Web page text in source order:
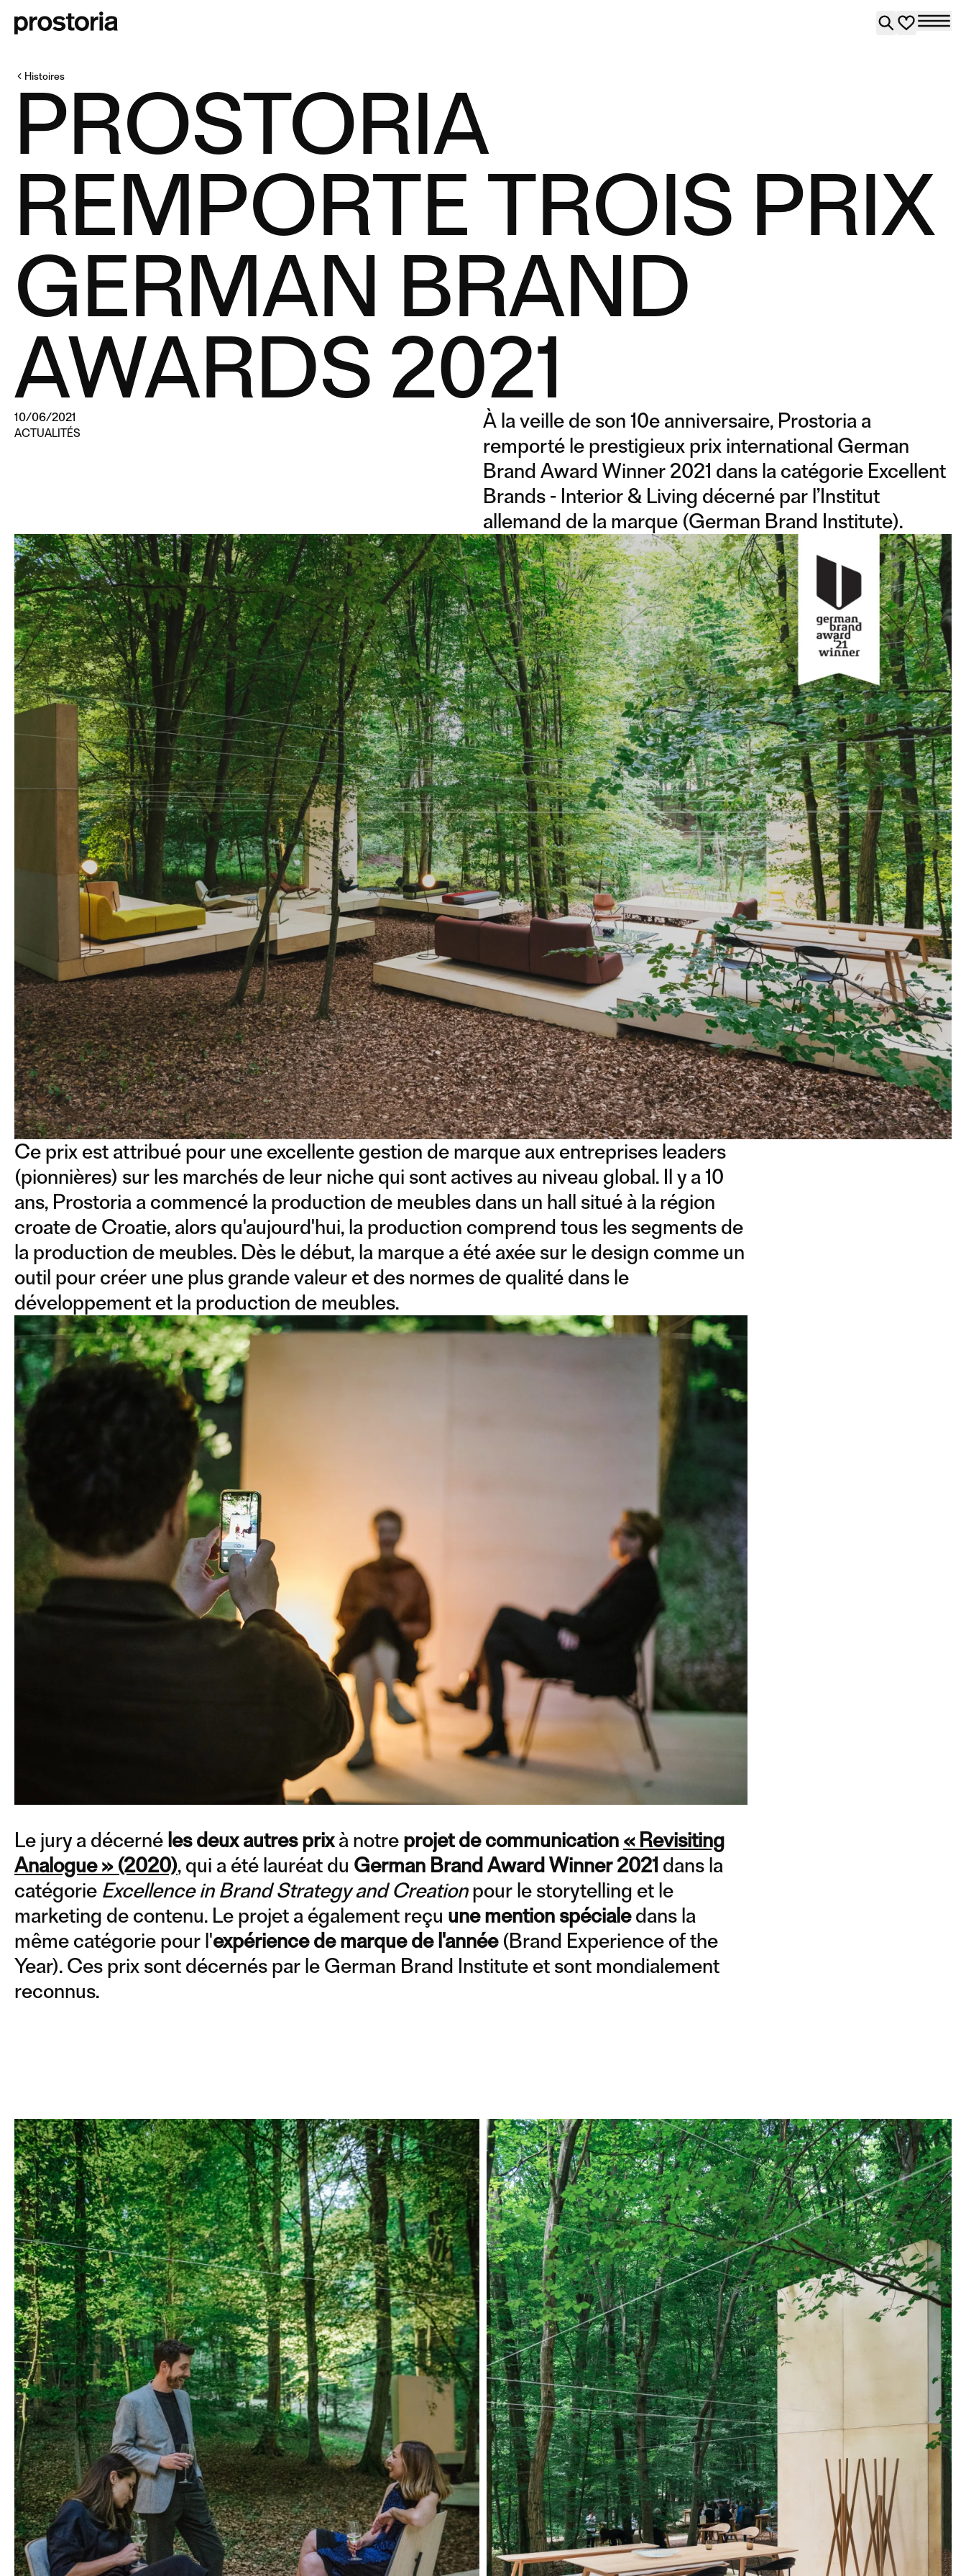
Histoires
PROSTORIA
REMPORTE TROIS PRIX
GERMAN BRAND
AWARDS 2021
10/06/2021
ACTUALITÉS
À la veille de son 10e anniversaire, Prostoria a
remporté le prestigieux prix international German
Brand Award Winner 2021 dans la catégorie Excellent
Brands - Interior & Living décerné par l’Institut
allemand de la marque (German Brand Institute).
Ce prix est attribué pour une excellente gestion de marque aux entreprises leaders
(pionnières) sur les marchés de leur niche qui sont actives au niveau global. Il y a 10
ans, Prostoria a commencé la production de meubles dans un hall situé à la région
croate de Croatie, alors qu'aujourd'hui, la production comprend tous les segments de
la production de meubles. Dès le début, la marque a été axée sur le design comme un
outil pour créer une plus grande valeur et des normes de qualité dans le
développement et la production de meubles.
Le jury a décerné les deux autres prixà notre projet de communication « Revisiting
Analogue » (2020), qui a été lauréat du German Brand Award Winner 2021 dans la
catégorie Excellence in Brand Strategy and Creationpour le storytelling et le
marketing de contenu. Le projet a également reçu une mention spécialedans la
même catégorie pour l'expérience de marque de l'année(Brand Experience of the
Year). Ces prix sont décernés par le German Brand Institute et sont mondialement
reconnus.